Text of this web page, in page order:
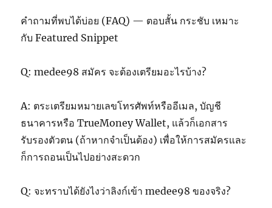
คำถามที่พบได้บ่อย (FAQ) — ตอบสั้น กระชับ เหมาะ
กับ Featured Snippet
Q: medee98 สมัคร จะต้องเตรียมอะไรบ้าง?
A: ตระเตรียมหมายเลขโทรศัพท์หรืออีเมล, บัญชี
ธนาคารหรือ TrueMoney Wallet, แล้วก็เอกสาร
รับรองตัวตน (ถ้าหากจำเป็นต้อง) เพื่อให้การสมัครและ
ก็การถอนเป็นไปอย่างสะดวก
Q: จะทราบได้ยังไงว่าลิงก์เข้า medee98 ของจริง?